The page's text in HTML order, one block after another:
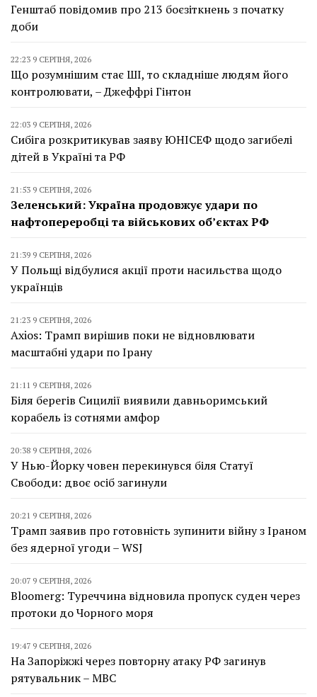
Генштаб повідомив про 213 боєзіткнень з початку
доби
22:23 9 СЕРПНЯ, 2026
Що розумнішим стає ШІ, то складніше людям його
контролювати, – Джеффрі Гінтон
22:03 9 СЕРПНЯ, 2026
Сибіга розкритикував заяву ЮНІСЕФ щодо загибелі
дітей в Україні та РФ
21:53 9 СЕРПНЯ, 2026
Зеленський: Україна продовжує удари по
нафтопереробці та військових об’єктах РФ
21:39 9 СЕРПНЯ, 2026
У Польщі відбулися акції проти насильства щодо
українців
21:23 9 СЕРПНЯ, 2026
Axios: Трамп вирішив поки не відновлювати
масштабні удари по Ірану
21:11 9 СЕРПНЯ, 2026
Біля берегів Сицилії виявили давньоримський
корабель із сотнями амфор
20:38 9 СЕРПНЯ, 2026
У Нью-Йорку човен перекинувся біля Статуї
Свободи: двоє осіб загинули
20:21 9 СЕРПНЯ, 2026
Трамп заявив про готовність зупинити війну з Іраном
без ядерної угоди – WSJ
20:07 9 СЕРПНЯ, 2026
Bloomerg: Туреччина відновила пропуск суден через
протоки до Чорного моря
19:47 9 СЕРПНЯ, 2026
На Запоріжжі через повторну атаку РФ загинув
рятувальник – МВС